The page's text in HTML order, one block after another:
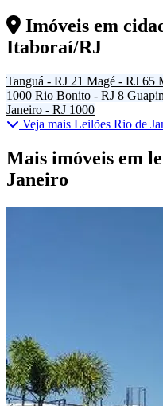
Imóveis em
Itaboraí/RJ
Tanguá - RJ 21 Magé - RJ 65
1000 Rio Bonito - RJ 8
Janeiro - RJ 1000
Veja mais Leilões Rio de
Mais imóveis em
Janeiro